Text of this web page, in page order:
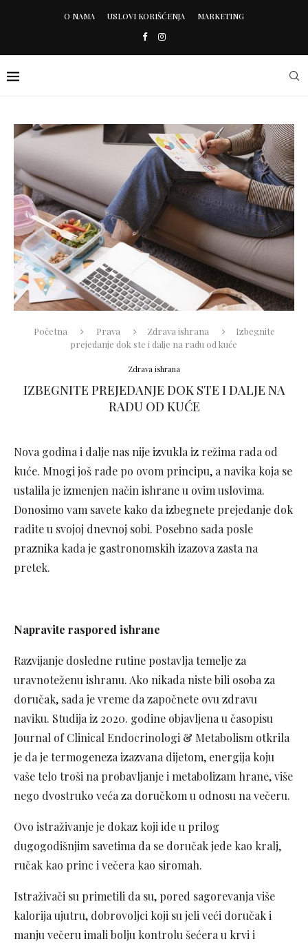
O NAMA USLOVI KORIŠĆENJA MARKETING
Početna Prava Zdrava ishrana
Izbegnite
prejedanje dok ste i dalje na radu od kuće
Zdrava ishrana
IZBEGNITE PREJEDANJE DOK STE I DALJE NA
RADU OD KUĆE
Nova godina i dalje nas nije izvukla iz režima rada od
kuće. Mnogi još rade po ovom principu, a navika koja se
ustalila je izmenjen način ishrane u ovim uslovima.
Donosimo vam savete kako da izbegnete prejedanje dok
radite u svojoj dnevnoj sobi. Posebno sada posle
praznika kada je gastronomskih izazova zasta na
pretek.
Napravite raspored ishrane
Razvijanje dosledne rutine postavlja temelje za
uravnoteženu ishranu. Ako nikada niste bili osoba za
doručak, sada je vreme da započnete ovu zdravu
naviku. Studija iz 2020. godine objavljena u časopisu
Journal of Clinical Endocrinologi & Metabolism otkrila
je da je termogeneza izazvana dijetom, energija koju
vaše telo troši na probavljanje i metabolizam hrane, više
nego dvostruko veća za doručkom u odnosu na večeru.
Ovo istraživanje je dokaz koji ide u prilog
dugogodišnjim savetima da se doručak jede kao kralj,
ručak kao princ i večera kao siromah.
Istraživači su primetili da su, pored sagorevanja više
kalorija ujutru, dobrovoljci koji su jeli veći doručak i
manju večeru imali bolju kontrolu šećera u krvi i